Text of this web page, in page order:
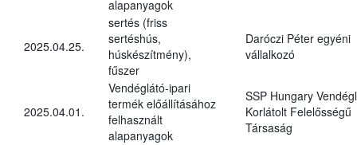
alapanyagok
2025.04.25.
sertés (friss
sertéshús,
húskészítmény),
fűszer
Daróczi Péter egyéni
vállalkozó
2025.04.01.
Vendéglátó-ipari
termék előállításához
felhasznált
alapanyagok
SSP Hungary
Korlátolt Felelősségű
Társaság